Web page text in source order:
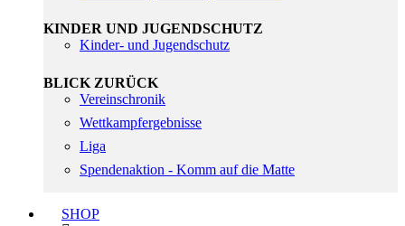
KINDER UND JUGENDSCHUTZ
Kinder- und Jugendschutz
BLICK ZURÜCK
Vereinschronik
Wettkampfergebnisse
Liga
Spendenaktion - Komm auf die Matte
SHOP